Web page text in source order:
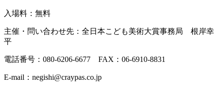
入場料：無料
主催・問い合わせ先：全日本こども美術大賞事務局 根岸幸
平
電話番号：080-6206-6677 FAX：06-6910-8831
E-mail：negishi@craypas.co.jp